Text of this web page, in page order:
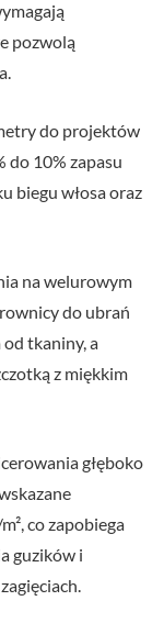
pozwolą
do projektów
do 10% zapasu
biegu włosa oraz
na welurowym
do ubrań
od tkaniny, a
z miękkim
głęboko
co zapobiega
guzików i